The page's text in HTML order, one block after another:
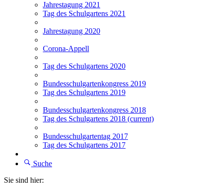
Jahrestagung 2021
Tag des Schulgartens 2021
Jahrestagung 2020
Corona-Appell
Tag des Schulgartens 2020
Bundesschulgartenkongress 2019
Tag des Schulgartens 2019
Bundesschulgartenkongress 2018
Tag des Schulgartens 2018 (current)
Bundesschulgartentag 2017
Tag des Schulgartens 2017
Suche
Sie sind hier: